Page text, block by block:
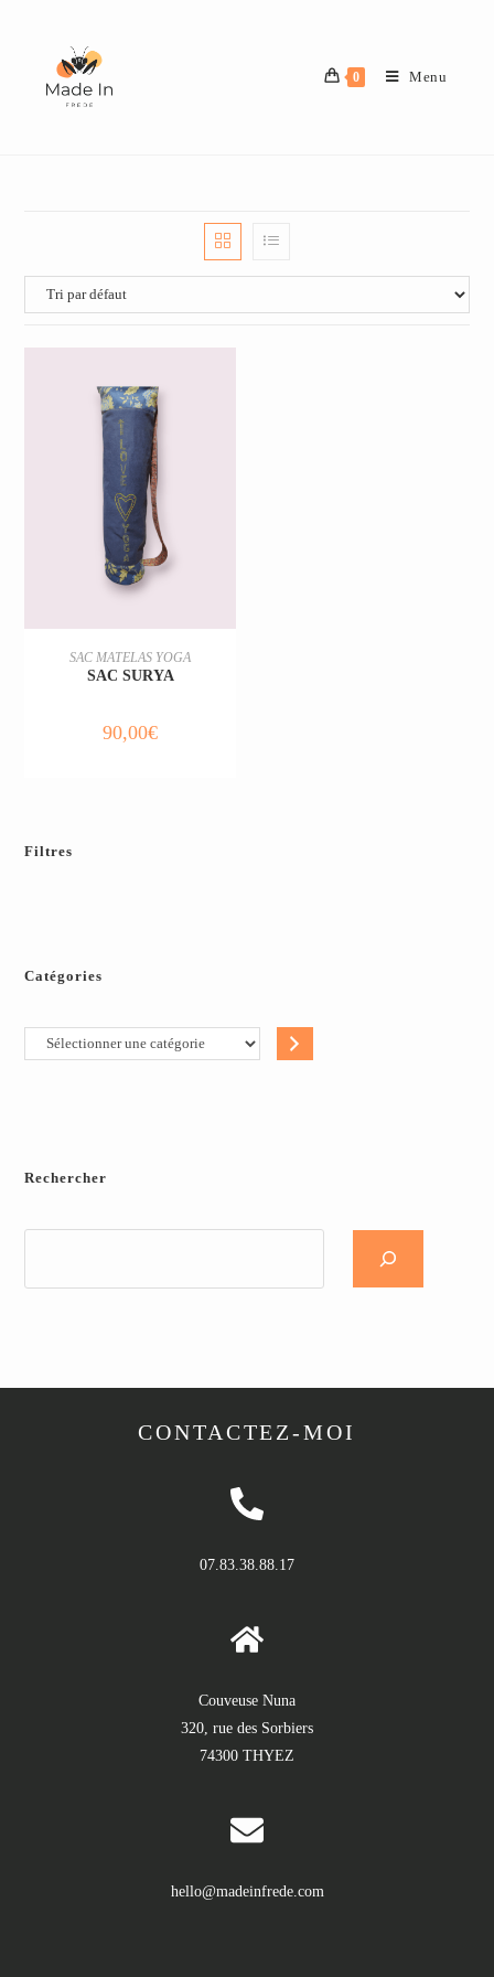
0 Menu
CHOIX DES OPTIONS
SAC MATELAS YOGA
SAC SURYA
90,00€
Filtres
Catégories
Rechercher
CONTACTEZ-MOI
07.83.38.88.17
Couveuse Nuna
320, rue des Sorbiers
74300 THYEZ
hello@madeinfrede.com